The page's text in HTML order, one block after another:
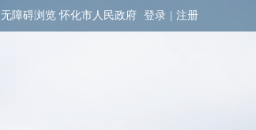
无障碍浏览 怀化市人民政府 登录 注册